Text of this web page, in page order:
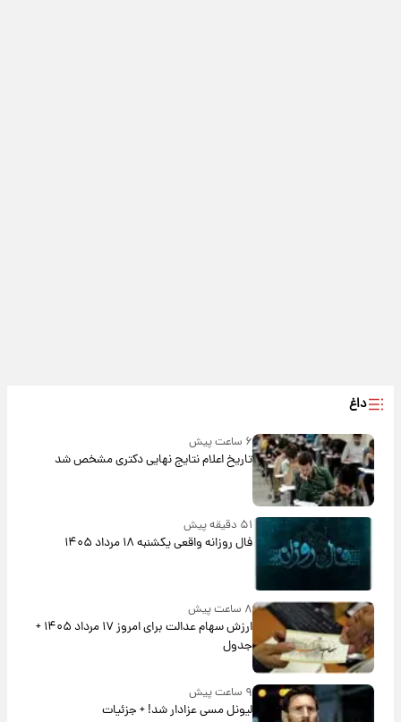
داغ
۶ ساعت پیش
تاریخ اعلام نتایج نهایی دکتری مشخص شد
۵۱ دقیقه پیش
فال روزانه واقعی یکشنبه ۱۸ مرداد ۱۴۰۵
۸ ساعت پیش
ارزش سهام عدالت برای امروز ۱۷ مرداد ۱۴۰۵ +
جدول
۹ ساعت پیش
لیونل مسی عزادار شد! + جزئیات